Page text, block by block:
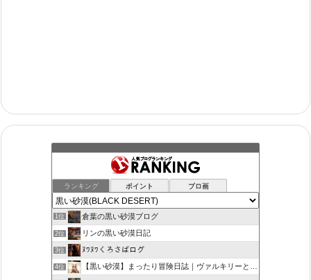
ランキング ポイント ブロ画
1位 倉葉の黒い砂漠ブログ
2位 リンの黒い砂漠日記
3位 ﾇﾜﾇﾜくろさばログ
4位 【黒い砂漠】まったり冒険日誌｜ヴァルキリーと闇の精霊の旅